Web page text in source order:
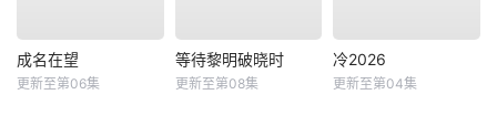
成名在望
更新至第06集
等待黎明破晓时
更新至第08集
冷2026
更新至第04集